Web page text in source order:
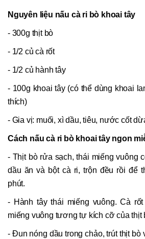
Nguyên liệu nấu cà ri bò khoai tây
- 300g thịt bò
- 1/2 củ cà rốt
- 1/2 củ hành tây
- 100g khoai tây (có thể dùng khoai
thích)
- Gia vị: muối, xì dầu, tiêu, nước cốt
Cách nấu cà ri bò khoai tây ngon
- Thịt bò rửa sạch, thái miếng vuông
dầu ăn và bột cà ri, trộn đều rồi để
phút.
- Hành tây thái miếng vuông. Cà
miếng vuông tương tự kích cỡ của thịt
- Đun nóng dầu trong chảo, trút thịt bò